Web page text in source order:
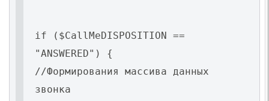
if ($CallMeDISPOSITION ==
"ANSWERED") {
//Формирования массива данных
звонка